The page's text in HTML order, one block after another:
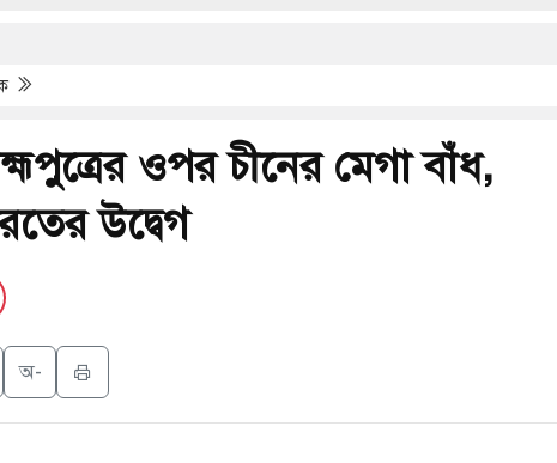
ব্ল্যাকআউটের কঠোর হুঁশিয়ারি ইরানের
কোরিয়ার বন্দি ২৫ শতাংশ বেড়েছে
জুমার বয়ান ও নামাজ পড়াবেন দেওবন্দের মুহতামিম
আবেদন, বরগুনার এসআইয়ের বিরুদ্ধে ব্যবস্থা নেওয়া
সৌদির বিনিয়োগের আহবান প্রধানমন্ত্রীর
পথে ইসরায়েলীরা,হাতছাড়ার ঝুঁকিতে জরুরি বৈঠক জর্ডানের
আজ বিক্ষোভ
ওপর চীনের মেগা বাঁধ,
উদ্বেগ
অ-